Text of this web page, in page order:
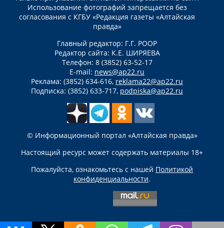
Использование фотографий запрещается без
согласования с КГБУ «Редакция газеты «Алтайская
правда»
Главный редактор: Г.Г. РООР
Редактор сайта: К.Е. ШИРЯЕВА
Телефон: 8 (3852) 63-52-17
E-mail: news@ap22.ru
Реклама: (3852) 634-616, reklama22@ap22.ru
Подписка: (3852) 633-717, podpiska@ap22.ru
© Информационный портал «Алтайская правда»
Настоящий ресурс может содержать материалы 18+
Пожалуйста, ознакомьтесь с нашей Политикой
конфиденциальности.